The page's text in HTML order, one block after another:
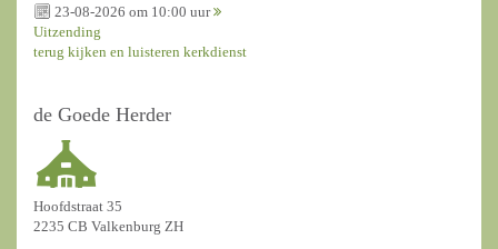
23-08-2026 om 10:00 uur
Uitzending
terug kijken en luisteren kerkdienst
de Goede Herder
Hoofdstraat 35
2235 CB Valkenburg ZH